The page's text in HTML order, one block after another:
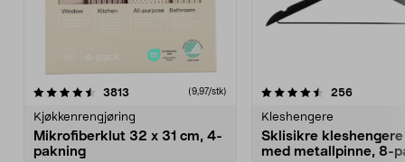
3813 anmeldelser(9,97/stk)
Kjøkkenrengjøring
Mikrofiberklut 32 x 31 cm, 4-
pakning
4.5av 5 stjerner 256
Kleshengere
Sklisikre
med metallpinne, 8-
4.5av 5 stjerner